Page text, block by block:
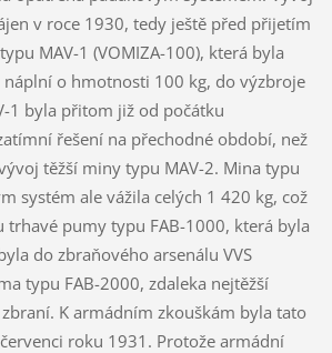
v roce 1930, tedy ještě před přijetím
MAV-1 (VOMIZA-100), která byla
o hmotnosti 100 kg, do výzbroje
1 byla přitom již od počátku
řešení na přechodné období, než
těžší miny typu MAV-2. Mina typu
systém ale vážila celých 1 420 kg, což
trhavé pumy typu FAB-1000, která byla
do zbraňového arsenálu VVS
typu FAB-2000, zdaleka nejtěžší
K armádním zkouškám byla tato
roku 1931. Protože armádní